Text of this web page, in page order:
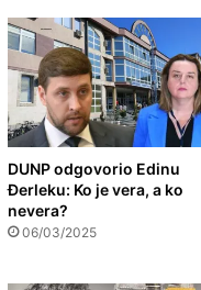
DUNP odgovorio Edinu
Đerleku: Ko je vera, a ko
nevera?
06/03/2025